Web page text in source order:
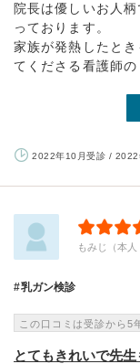
院長は優しいお人
っております。
家族が発熱したと
てくださる看護師の
2022年10月受診 / 2022
もみじ（本人
乳ガン検診
この口コミは受診から5
とてもきれいで先生